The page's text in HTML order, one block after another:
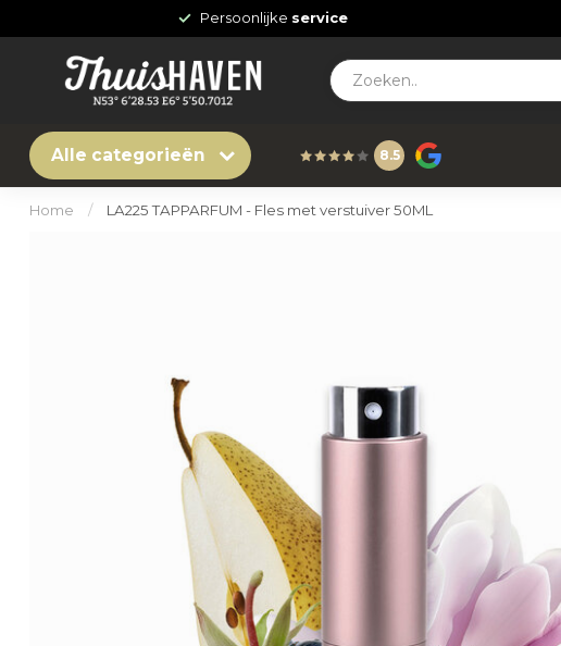
Persoonlijke service
Alle categorieën 8.5
Home / LA225 TAPPARFUM - Fles met verstuiver 50ML